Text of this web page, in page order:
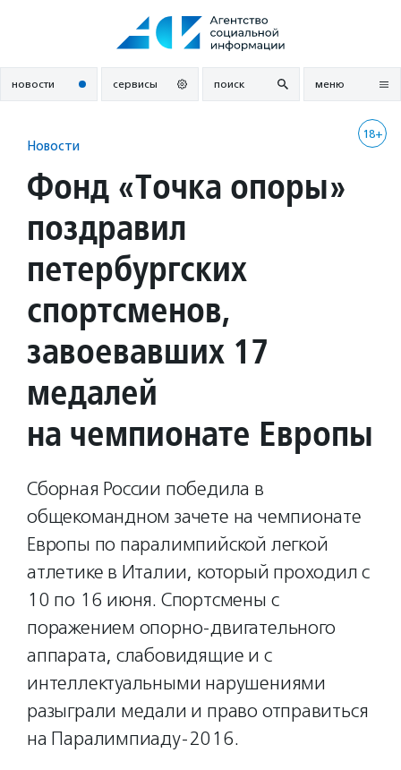
новости сервисы поиск меню
18+
Новости
Фонд «Точка опоры»
поздравил
петербургских
спортсменов,
завоевавших 17
медалей
на чемпионате Европы
Сборная России победила в
общекомандном зачете на чемпионате
Европы по паралимпийской легкой
атлетике в Италии, который проходил с
10 по 16 июня. Спортсмены с
поражением опорно-двигательного
аппарата, слабовидящие и с
интеллектуальными нарушениями
разыграли медали и право отправиться
на Паралимпиаду-2016.